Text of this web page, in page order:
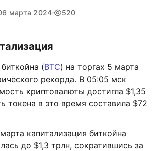
марта 2024 520
(BTC) на торгах 5 марта
рекорда. В 05:05 мск
криптовалюты достигла $1,35
токена в это время составила $72
капитализация биткойна
до $1,3 трлн, сократившись за